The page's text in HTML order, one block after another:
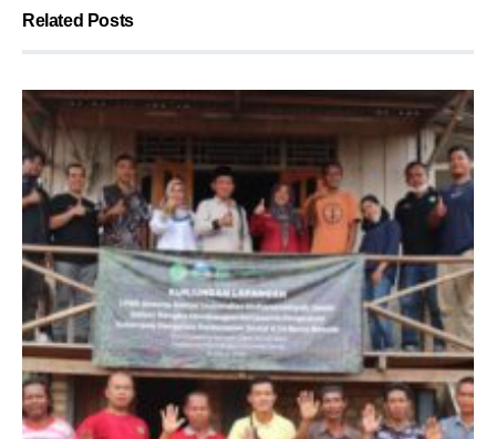
Related Posts